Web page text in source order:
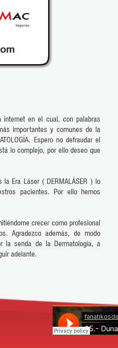
en el cual, con palabras
importantes y comunes de la
Espero no defraudar el
lo complejo, por ello deseo que
Era Láser ( DERMALÁSER ) lo
pacientes. Por ello hemos
crecer como profesional
Agradezco además, de modo
la senda de la Dermatología, a
adelante.